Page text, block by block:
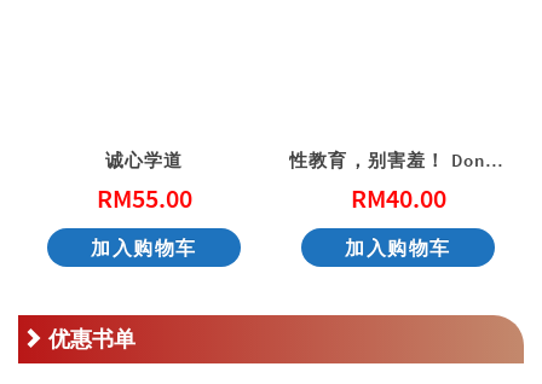
诚心学道
RM55.00
加入购物车
性教育，别害羞！ Don’t Be Shy: A Friendly Guide to Sex Education
RM40.00
加入购物车
优惠书单